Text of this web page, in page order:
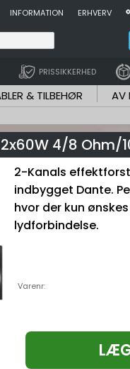
INFORMATION ERHVERV
PRISSIKKERHED
& TILBEHØR AV
4/8 Ohm/
2-Kanals
indbygget Dante.
hvor der kun
lydforbindelse.
Varenr: